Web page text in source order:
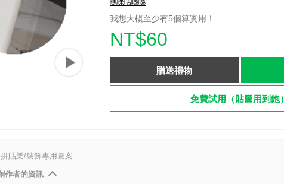
瑪咪咕嚕嚕
我想大概至少有5個算實用！
NT$60
贈送禮物
免費試用（貼圖用到飽）
貼樂/裝飾專用圖案
作者的資訊